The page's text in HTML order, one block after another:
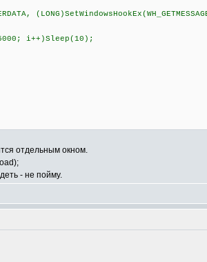
i++)Sleep(10);
отдельным окном.
- не пойму.